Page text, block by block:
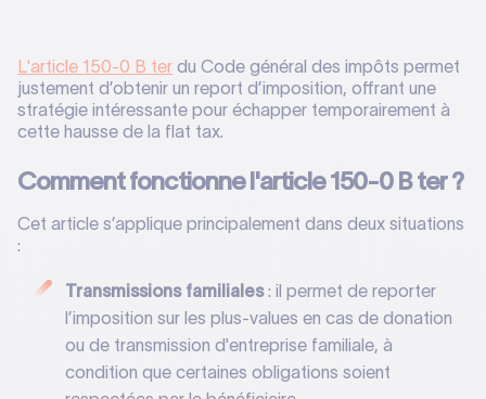
L'article 150-0 B ter du Code général des impôts permet
justement d’obtenir un report d’imposition, offrant une
stratégie intéressante pour échapper temporairement à
cette hausse de la flat tax.
Comment fonctionne l'article 150-0 B ter ?
Cet article s’applique principalement dans deux situations
:
Transmissions familiales: il permet de reporter
l’imposition sur les plus-values en cas de donation
ou de transmission d'entreprise familiale, à
condition que certaines obligations soient